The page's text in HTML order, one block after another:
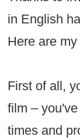
in English
Here are
First of all,
film –
times and